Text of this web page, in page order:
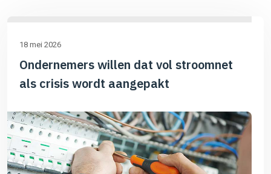
18 mei 2026
Ondernemers willen dat vol stroomnet
als crisis wordt aangepakt